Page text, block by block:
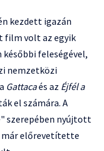
kezdett igazán
film volt az egyik
feleségével,
nemzetközi
Gattacaés az Éjfél a
el számára. A
szerepében nyújtott
már előrevetítette